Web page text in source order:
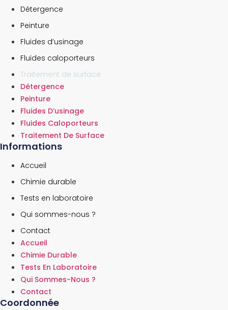
Détergence
Peinture
Fluides d’usinage
Fluides caloporteurs
Traitement de surface
Détergence
Peinture
Fluides D’usinage
Fluides Caloporteurs
Traitement De Surface
Informations
Accueil
Chimie durable
Tests en laboratoire
Qui sommes-nous ?
Contact
Accueil
Chimie Durable
Tests En Laboratoire
Qui Sommes-Nous ?
Contact
Coordonnée